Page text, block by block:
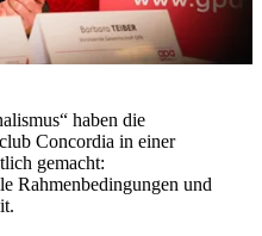
haben die
Concordia in einer
gemacht:
Rahmenbedingungen und